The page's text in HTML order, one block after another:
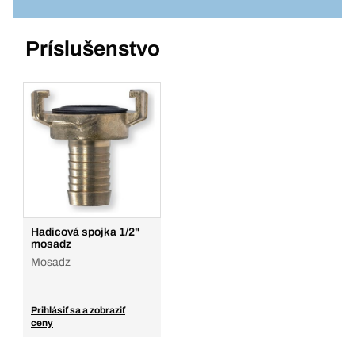
216076 - Doraz na hadicu 944/3
Pridať do košíka
Príslušenstvo
Hadicová spojka 1/2"
mosadz
Mosadz
Prihlásiť sa a zobraziť
ceny